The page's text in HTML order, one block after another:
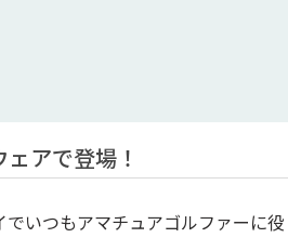
アで登場！
いつもアマチュアゴルファーに役